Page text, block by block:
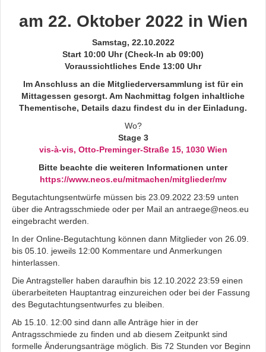
am 22. Oktober 2022 in Wien
Samstag, 22.10.2022
Start 10:00 Uhr (Check-In ab 09:00)
Voraussichtliches Ende 13:00 Uhr
Im Anschluss an die Mitgliederversammlung ist für ein
Mittagessen gesorgt. Am Nachmittag folgen inhaltliche
Thementische, Details dazu findest du in der Einladung.
Wo?
Stage 3
vis-à-vis, Otto-Preminger-Straße 15, 1030 Wien
Bitte beachte die weiteren Informationen unter
https://www.neos.eu/mitmachen/mitglieder/mv
Begutachtungsentwürfe müssen bis 23.09.2022 23:59 unten
über die Antragsschmiede oder per Mail an antraege@neos.eu
eingebracht werden.
In der Online-Begutachtung können dann Mitglieder von 26.09.
bis 05.10. jeweils 12:00 Kommentare und Anmerkungen
hinterlassen.
Die Antragsteller haben daraufhin bis 12.10.2022 23:59 einen
überarbeiteten Hauptantrag einzureichen oder bei der Fassung
des Begutachtungsentwurfes zu bleiben.
Ab 15.10. 12:00 sind dann alle Anträge hier in der
Antragsschmiede zu finden und ab diesem Zeitpunkt sind
formelle Änderungsanträge möglich. Bis 72 Stunden vor Beginn